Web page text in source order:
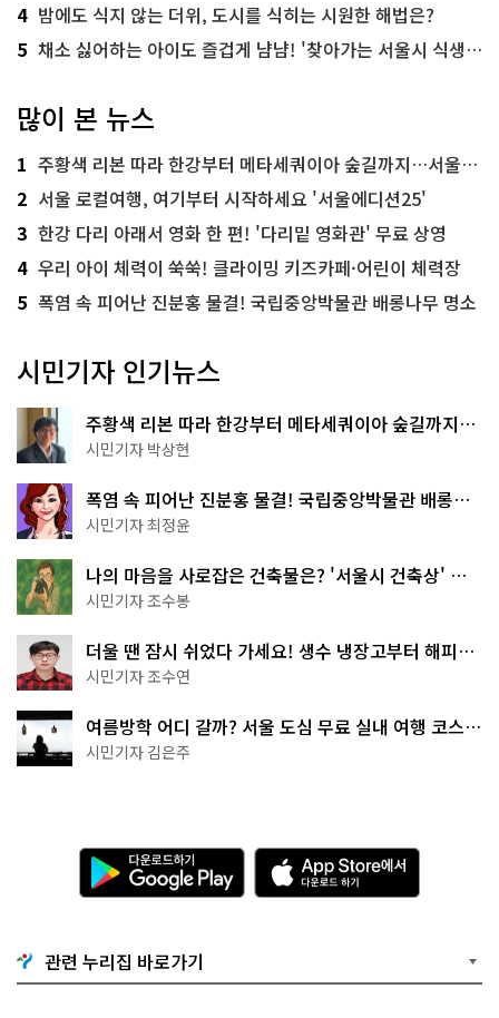
4 밤에도 식지 않는 더위, 도시를 식히는 시원한 해법은?
5 채소 싫어하는 아이도 즐겁게 냠냠! '찾아가는 서울시 식생활 교육' 현장
많이 본 뉴스
1 주황색 리본 따라 한강부터 메타세쿼이아 숲길까지…서울둘레길 15코스
2 서울 로컬여행, 여기부터 시작하세요 '서울에디션25'
3 한강 다리 아래서 영화 한 편! '다리밑 영화관' 무료 상영
4 우리 아이 체력이 쑥쑥! 클라이밍 키즈카페·어린이 체력장
5 폭염 속 피어난 진분홍 물결! 국립중앙박물관 배롱나무 명소
시민기자 인기뉴스
주황색 리본 따라 한강부터 메타세쿼이아 숲길까지…
서울둘레길 15코스
시민기자 박상현
폭염 속 피어난 진분홍 물결! 국립중앙박물관 배롱나
무 명소
시민기자 최정윤
나의 마음을 사로잡은 건축물은? '서울시 건축상' 수
상작 공개!
시민기자 조수봉
더울 땐 잠시 쉬었다 가세요! 생수 냉장고부터 해피소
·무더위쉼터까지
시민기자 조수연
여름방학 어디 갈까? 서울 도심 무료 실내 여행 코스
추천
시민기자 김은주
다
운
로
기
G
o
A
p
p
e
관련 누리집 바로가기